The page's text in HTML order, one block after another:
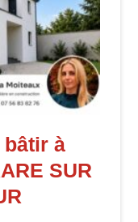
bâtir à
SUR